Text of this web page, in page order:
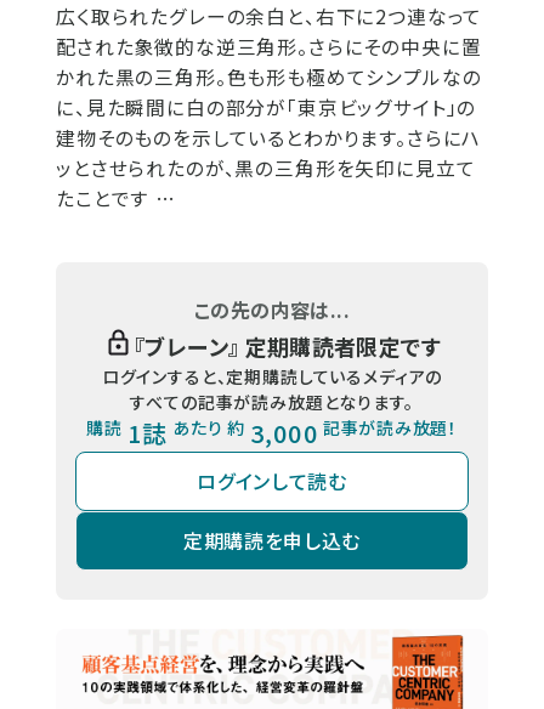
広く取られたグレーの余白と、右下に2つ連なって
配された象徴的な逆三角形。さらにその中央に置
かれた黒の三角形。色も形も極めてシンプルなの
に、見た瞬間に白の部分が「東京ビッグサイト」の
建物そのものを示しているとわかります。さらにハ
ッとさせられたのが、黒の三角形を矢印に見立て
たことです …
この先の内容は...
『ブレーン』 定期購読者限定です
ログインすると、定期購読しているメディアの
すべての記事が読み放題となります。
購読 1誌 あたり 約 3,000 記事が読み放題！
ログインして読む
定期購読を申し込む